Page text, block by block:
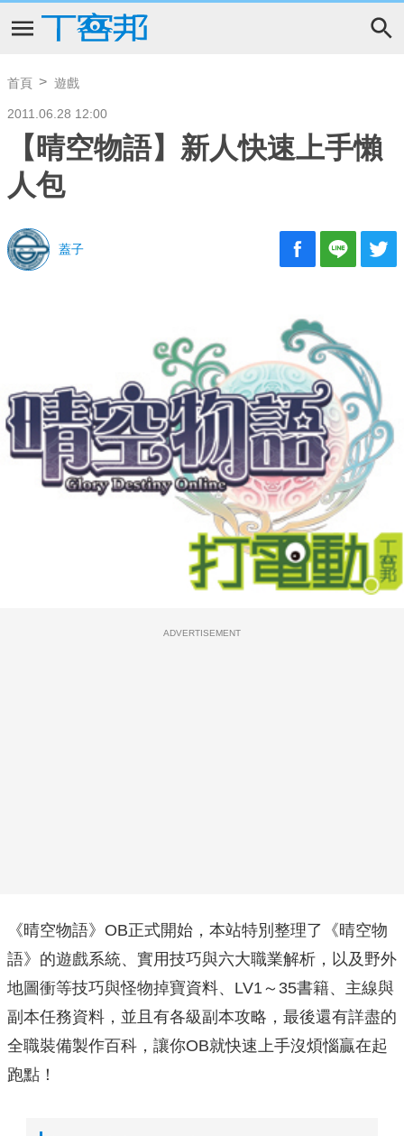
首頁 遊戲
2011.06.28 12:00
【晴空物語】新人快速上手懶
人包
蓋子
ADVERTISEMENT
《晴空物語》OB正式開始，本站特別整理了《晴空物
語》的遊戲系統、實用技巧與六大職業解析，以及野外
地圖衝等技巧與怪物掉寶資料、LV1～35書籍、主線與
副本任務資料，並且有各級副本攻略，最後還有詳盡的
全職裝備製作百科，讓你OB就快速上手沒煩惱贏在起
跑點！